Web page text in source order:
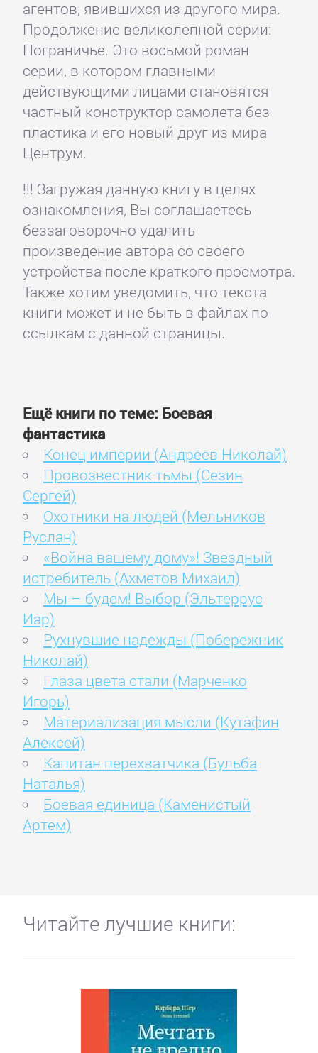
агентов, явившихся из другого мира.
Продолжение великолепной серии:
Пограничье. Это восьмой роман
серии, в котором главными
действующими лицами становятся
частный конструктор самолета без
пластика и его новый друг из мира
Центрум.
!!! Загружая данную книгу в целях
ознакомления, Вы соглашаетесь
беззаговорочно удалить
произведение автора со своего
устройства после краткого просмотра.
Также хотим уведомить, что текста
книги может и не быть в файлах по
ссылкам с данной страницы.
Ещё книги по теме: Боевая
фантастика
Конец империи (Андреев Николай)
Провозвестник тьмы (Сезин
Сергей)
Охотники на людей (Мельников
Руслан)
«Война вашему дому»! Звездный
истребитель (Ахметов Михаил)
Мы – будем! Выбор (Эльтеррус
Иар)
Рухнувшие надежды (Побережник
Николай)
Глаза цвета стали (Марченко
Игорь)
Материализация мысли (Кутафин
Алексей)
Капитан перехватчика (Бульба
Наталья)
Боевая единица (Каменистый
Артем)
Читайте лучшие книги: